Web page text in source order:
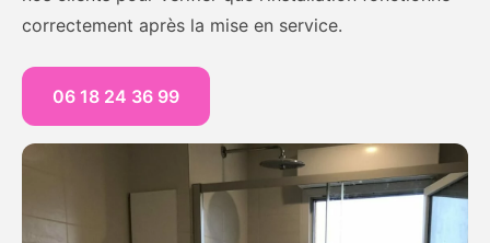
correctement après la mise en service.
06 18 24 36 99